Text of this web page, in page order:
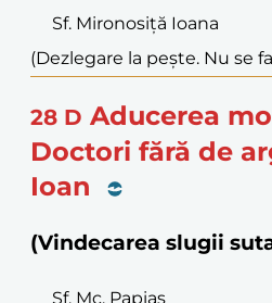
Sf. Mironosiță Ioana
(Dezlegare la pește. Nu se
28 D Aducerea
Doctori fără de
Ioan
(Vindecarea slugii
Sf. Mc. Papias